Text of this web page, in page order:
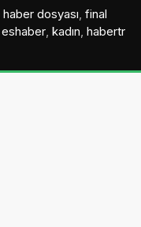
haber dosyası, final
eshaber, kadın, habertr